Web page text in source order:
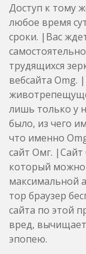
Доступ к тому
любое время
сроки. |Вас
трудящихся
вебсайта Omg.
лишь только у
было, из чего
что именно
сайт Омг. |Сайт
который можно
максимальной
тор браузер
сайта по этой
вред,
эпопею.